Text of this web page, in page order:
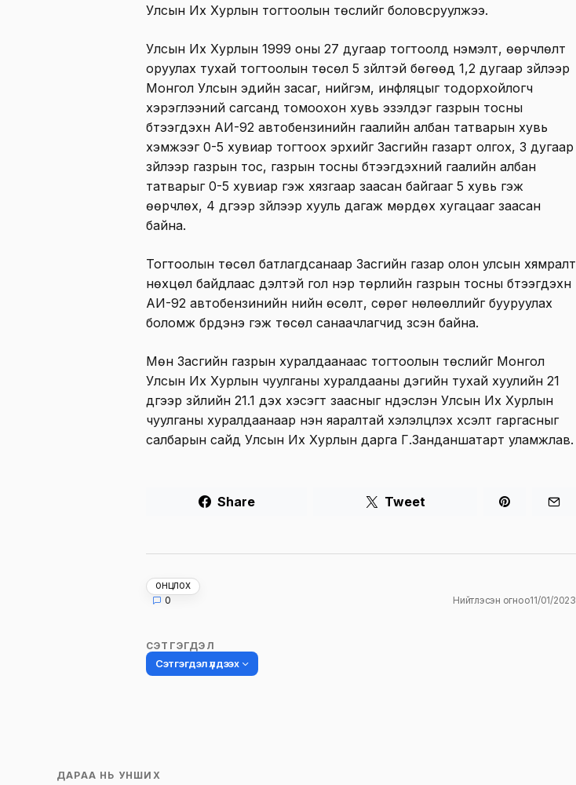
Улсын Их Хурлын тогтоолын төслийг боловсруулжээ.
Улсын Их Хурлын 1999 оны 27 дугаар тогтоолд нэмэлт, өөрчлөлт
оруулах тухай тогтоолын төсөл 5 зүйлтэй бөгөөд 1,2 дугаар зүйлээр
Монгол Улсын эдийн засаг, нийгэм, инфляцыг тодорхойлогч
хэрэглээний сагсанд томоохон хувь эзэлдэг газрын тосны
бүтээгдэхүүн АИ-92 автобензинийн гаалийн албан татварын хувь
хэмжээг 0-5 хувиар тогтоох эрхийг Засгийн газарт олгох, 3 дугаар
зүйлээр газрын тос, газрын тосны бүтээгдэхүүний гаалийн албан
татварыг 0-5 хувиар гэж хязгаар заасан байгааг 5 хувь гэж
өөрчлөх, 4 дүгээр зүйлээр хууль дагаж мөрдөх хугацааг заасан
байна.
Тогтоолын төсөл батлагдсанаар Засгийн газар олон улсын хямралт
нөхцөл байдлаас үүдэлтэй гол нэр төрлийн газрын тосны бүтээгдэхүүн
АИ-92 автобензинийн үнийн өсөлт, сөрөг нөлөөллийг бууруулах
боломж бүрдэнэ гэж төсөл санаачлагчид үзсэн байна.
Мөн Засгийн газрын хуралдаанаас тогтоолын төслийг Монгол
Улсын Их Хурлын чуулганы хуралдааны дэгийн тухай хуулийн 21
дүгээр зүйлийн 21.1 дэх хэсэгт заасныг үндэслэн Улсын Их Хурлын
чуулганы хуралдаанаар нэн яаралтай хэлэлцүүлэх хүсэлт гаргасныг
салбарын сайд Улсын Их Хурлын дарга Г.Занданшатарт уламжлав.
Share Tweet
ОНЦЛОХ
0 Нийтлэсэн огноо11/01/2023
СЭТГЭГДЭЛ
Сэтгэгдэл үлдээх
ДАРАА НЬ УНШИХ